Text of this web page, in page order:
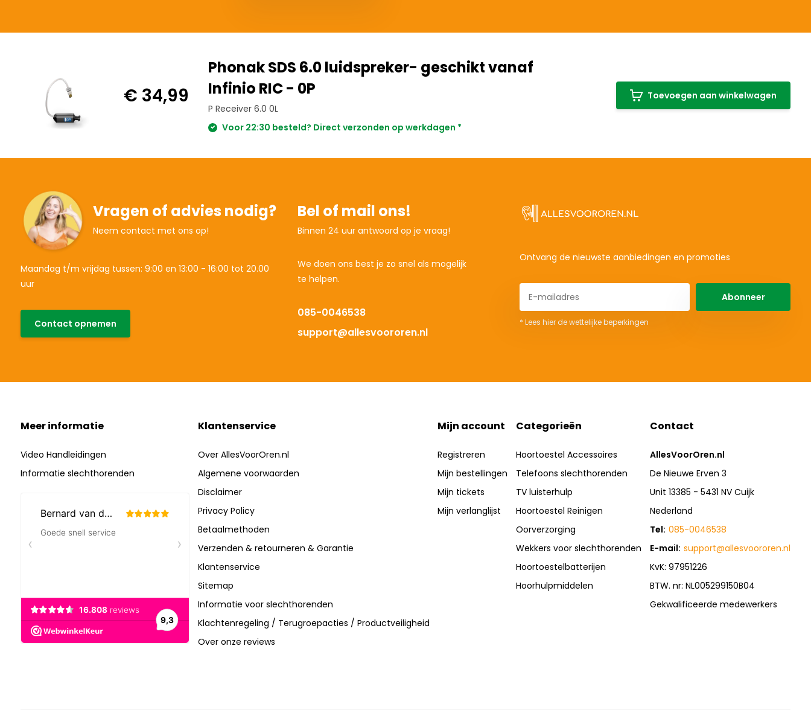
€ 34,99
Phonak SDS 6.0 luidspreker- geschikt vanaf
Infinio RIC - 0P
P Receiver 6.0 0L
Voor 22:30 besteld? Direct verzonden op werkdagen *
Toevoegen aan winkelwagen
Vragen of advies nodig?
Neem contact met ons op!
Maandag t/m vrijdag tussen: 9:00 en 13:00 - 16:00 tot 20.00
uur
Contact opnemen
Bel of mail ons!
Binnen 24 uur antwoord op je vraag!
We doen ons best je zo snel als mogelijk
te helpen.
085-0046538
support@allesvoororen.nl
Ontvang de nieuwste aanbiedingen en promoties
Abonneer
* Lees hier de wettelijke beperkingen
Meer informatie
Video Handleidingen
Informatie slechthorenden
Klantenservice
Over AllesVoorOren.nl
Algemene voorwaarden
Disclaimer
Privacy Policy
Betaalmethoden
Verzenden & retourneren & Garantie
Klantenservice
Sitemap
Informatie voor slechthorenden
Klachtenregeling / Terugroepacties / Productveiligheid
Over onze reviews
Mijn account
Registreren
Mijn bestellingen
Mijn tickets
Mijn verlanglijst
Categorieën
Hoortoestel Accessoires
Telefoons slechthorenden
TV luisterhulp
Hoortoestel Reinigen
Oorverzorging
Wekkers voor slechthorenden
Hoortoestelbatterijen
Hoorhulpmiddelen
Contact
AllesVoorOren.nl
De Nieuwe Erven 3
Unit 13385 - 5431 NV Cuijk
Nederland
Tel: 085-0046538
E-mail: support@allesvoororen.nl
KvK: 97951226
BTW. nr: NL005299150B04
Gekwalificeerde medewerkers